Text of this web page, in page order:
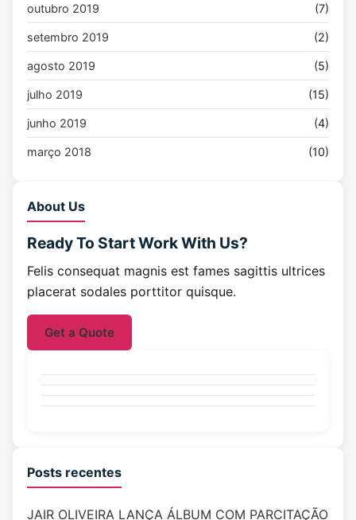
outubro 2019 (7)
setembro 2019 (2)
agosto 2019 (5)
julho 2019 (15)
junho 2019 (4)
março 2018 (10)
About Us
Ready To StartWork With Us?
Felis consequat magnis est fames sagittis ultrices
placerat sodales porttitor quisque.
Get a Quote
Posts recentes
JAIR OLIVEIRA LANÇA ÁLBUM COM PARCITAÇÃO